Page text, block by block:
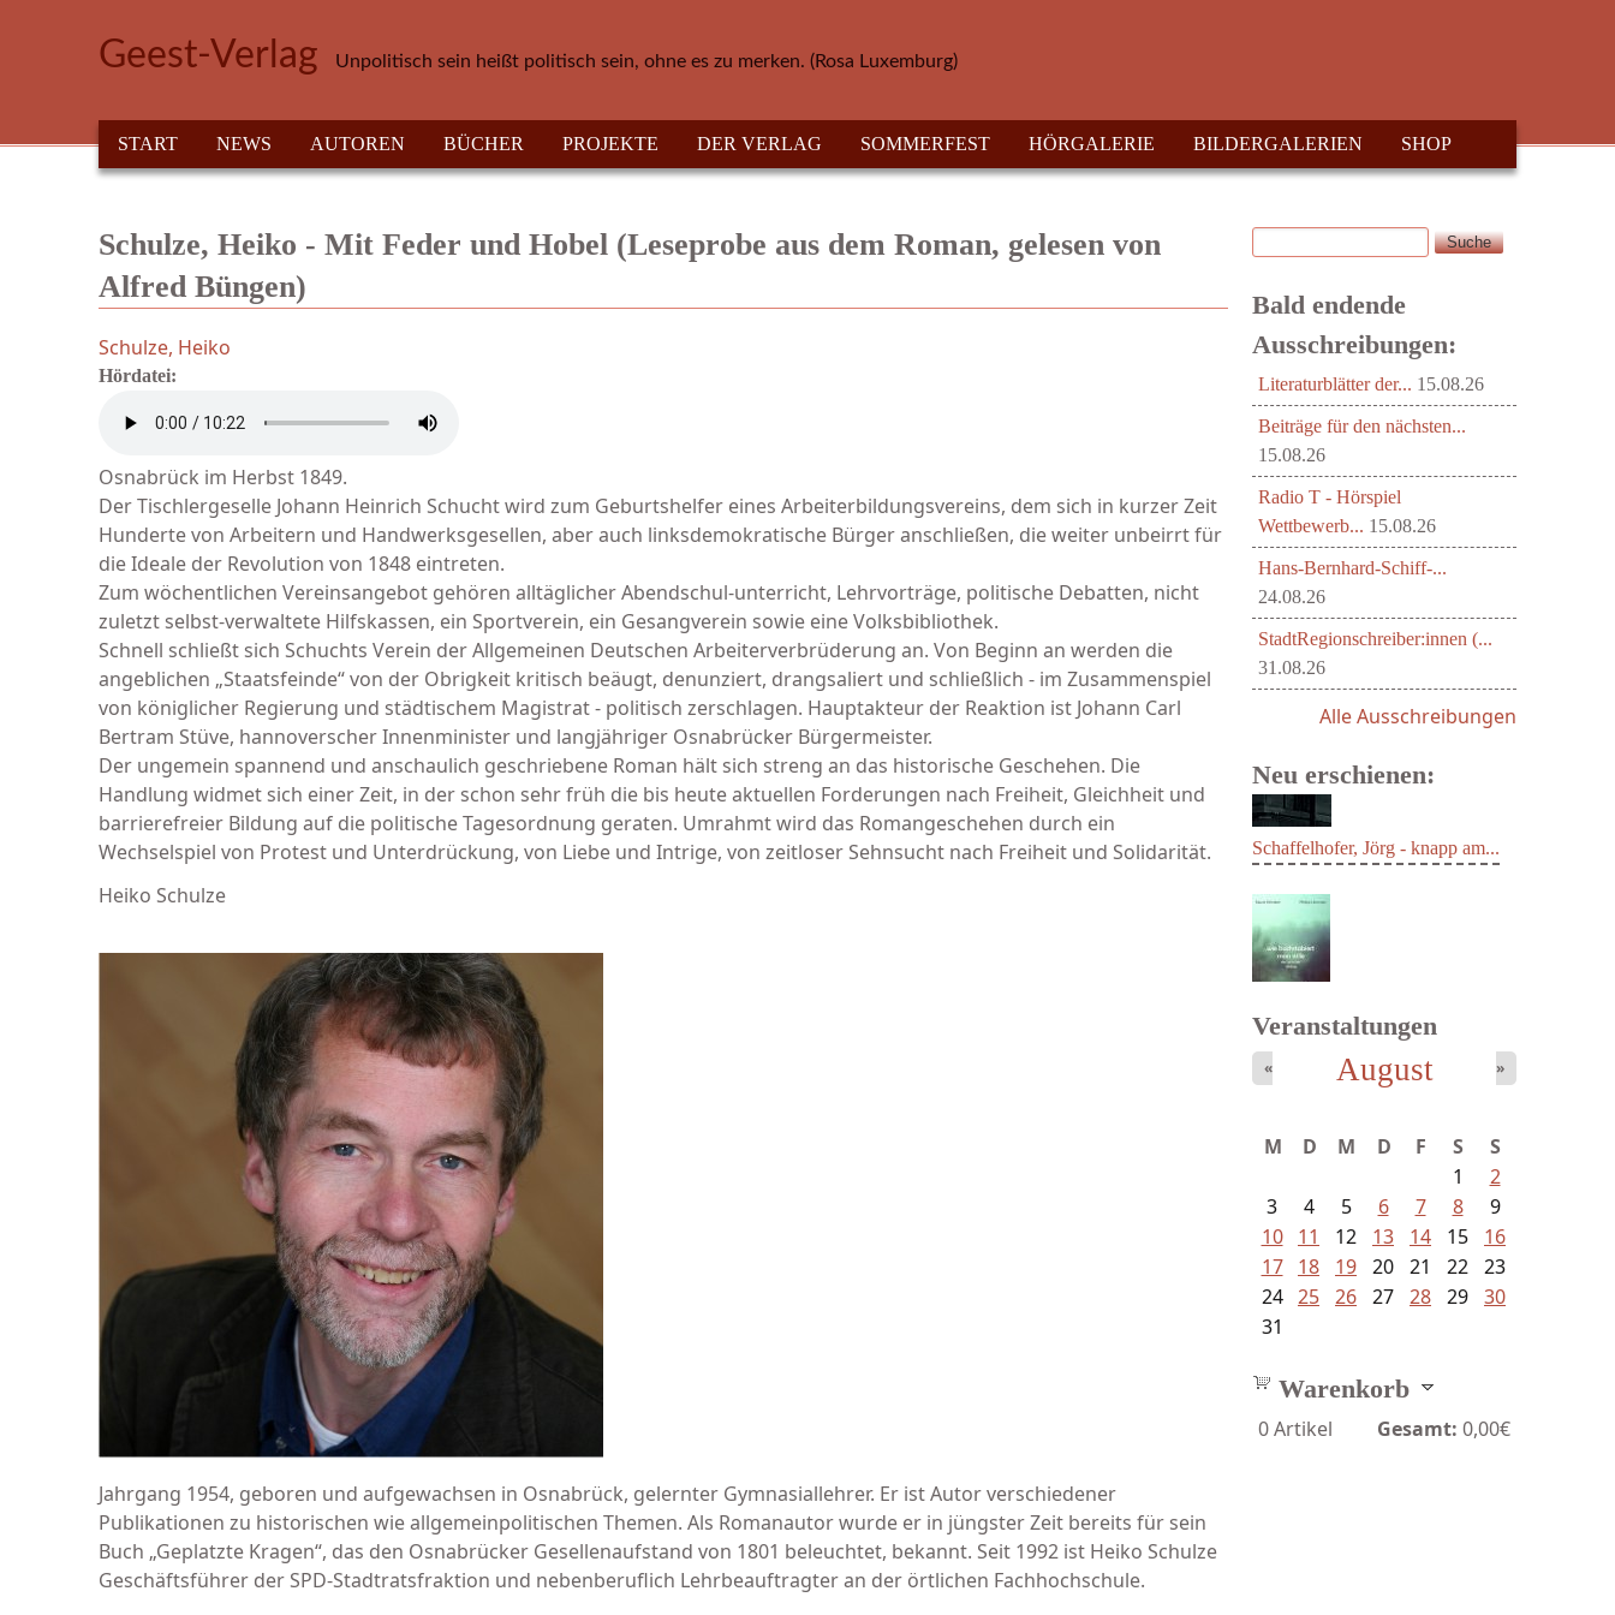
Geest-Verlag Unpolitisch sein heißt politisch sein, ohne es zu merken. (Rosa Luxemburg)
HAUPTMENÜ
START NEWS AUTOREN BÜCHER PROJEKTE DER VERLAG SOMMERFEST HÖRGALERIE BILDERGALERIEN SHOP
Schulze, Heiko - Mit Feder und Hobel (Leseprobe aus dem Roman, gelesen von
Alfred Büngen)
Schulze, Heiko
Hördatei:
Osnabrück im Herbst 1849.
Der Tisch­­lergeselle Johann Heinrich Schucht wird zum Geburtshelfer eines Ar­beiterbildungsvereins, dem sich in kurzer Zeit
Hunderte von Arbeitern und Hand­werksgesellen, aber auch linksde­mo­kratische Bürger an­schließen, die weiter unbeirrt für
die Ideale der Revolution von 1848 eintreten.
Zum wöchent­lichen Vereinsangebot gehören alltäglicher Abendschul-unterricht, Lehr­vorträge, politische Debatten, nicht
zuletzt selbst-ver­waltete Hilfskassen, ein Sportverein, ein Gesangverein sowie eine Volks­bibliothek.
Schnell schließt sich Schuchts Verein der Allgemeinen Deutschen Arbei­terverbrüderung an. Von Beginn an werden die
angeblichen „Staats­feinde“ von der Obrigkeit kritisch beäugt, denun­ziert, drangsaliert und schließlich - im Zusammenspiel
von königlicher Regierung und städti­schem Magistrat - politisch zerschlagen. Haupt­akteur der Reaktion ist Johann Carl
Bertram Stüve, hannoverscher Innenminister und lang­jähriger Osnabrücker Bürgermeister.
Der ungemein spannend und anschaulich geschriebene Roman hält sich streng an das historische Geschehen. Die
Handlung widmet sich einer Zeit, in der schon sehr früh die bis heute aktuellen Forderungen nach Freiheit, Gleichheit und
barrierefreier Bildung auf die politische Tagesordnung geraten. Umrahmt wird das Romangeschehen durch ein
Wechselspiel von Protest und Unterdrückung, von Liebe und Intrige, von zeitloser Sehnsucht nach Freiheit und Solidarität.
Heiko Schulze
Jahrgang 1954, geboren und auf­gewachsen in Osnabrück, gelernter Gymnasiallehrer. Er ist Autor ver­schiedener
Publikationen zu his­torischen wie allgemeinpoli­tischen Themen. Als Romanautor wurde er in jüngster Zeit bereits für sein
Buch „Geplatzte Kragen“, das den Osna­brücker Gesellenaufstand von 1801 beleuchtet, bekannt. Seit 1992 ist Heiko Schulze
Geschäfts­führer der SPD-Stadtratsfraktion und neben­beruflich Lehrbe­auftragter an der örtlichen Fach­hochschule.
Suchformular
Suche
Bald endende
Ausschreibungen:
Literaturblätter der... 15.08.26
Beiträge für den nächsten...
15.08.26
Radio T - Hörspiel
Wettbewerb... 15.08.26
Hans-Bernhard-Schiff-...
24.08.26
StadtRegionschreiber:innen (...
31.08.26
Alle Ausschreibungen
Neu erschienen:
Schaffelhofer, Jörg - knapp am...
Veranstaltungen
August
« »
M D M D F S
S
1
2
3
4 5 6 7 8
9
10
11 12 13 14 15
16
17
18 19 20 21 22 23
24 25 26 27 28 29 30
31
Warenkorb
0Artikel Gesamt: 0,00€